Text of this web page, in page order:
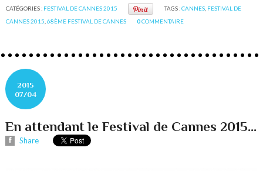
CATÉGORIES : FESTIVAL DE CANNES 2015 TAGS :CANNES, FESTIVAL DE
CANNES 2015 ,68ÈME FESTIVAL DE CANNES 0COMMENTAIRE
2015
07/04
En attendant le Festival de Cannes 2015...
Share